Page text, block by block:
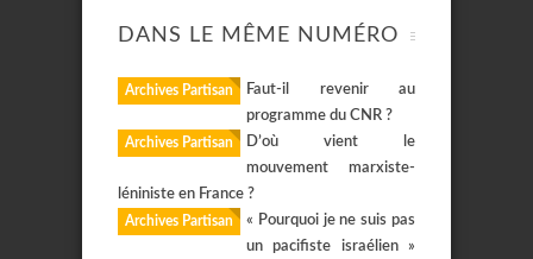
DANS LE MÊME NUMÉRO
Archives Partisan
Faut-il revenir au
programme du CNR ?
Archives Partisan
D’où vient le
mouvement marxiste-
léniniste en France ?
Archives Partisan
« Pourquoi je ne suis pas
un pacifiste israélien »